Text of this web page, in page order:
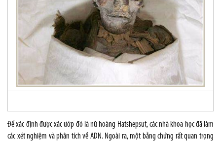
Để xác định được xác ướp đó là nữ hoàng Hatshepsut, các nhà khoa học đã làm
các xét nghiệm và phân tích về ADN. Ngoài ra, một bằng chứng rất quan trọng